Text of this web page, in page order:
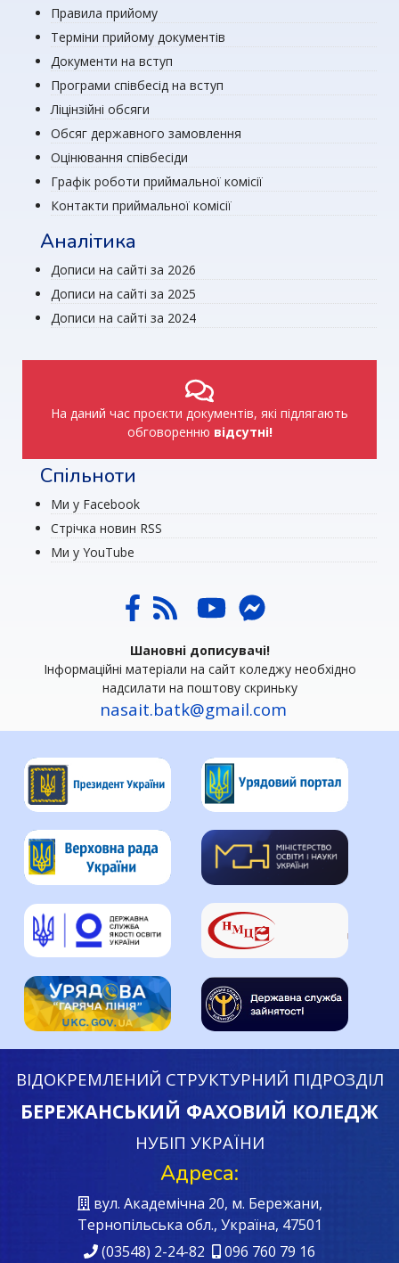
Правила прийому
Терміни прийому документів
Документи на вступ
Програми співбесід на вступ
Ліцінзійні обсяги
Обсяг державного замовлення
Оцінювання співбесіди
Графік роботи приймальної комісії
Контакти приймальної комісії
Аналітика
Дописи на сайті за 2026
Дописи на сайті за 2025
Дописи на сайті за 2024
На даний час проєкти документів, які підлягають
обговоренню відсутні!
Спільноти
Ми у Facebook
Стрічка новин RSS
Ми у YouTube
Шановні дописувачі!
Інформаційні матеріали на сайт коледжу необхідно
надсилати на поштову скриньку
nasait.batk@gmail.com
ВІДОКРЕМЛЕНИЙ СТРУКТУРНИЙ ПІДРОЗДІЛ
БЕРЕЖАНСЬКИЙ ФАХОВИЙ КОЛЕДЖ
НУБІП УКРАЇНИ
Адреса:
вул. Академічна 20, м. Бережани,
Тернопільська обл., Україна, 47501
(03548) 2-24-82
096 760 79 16